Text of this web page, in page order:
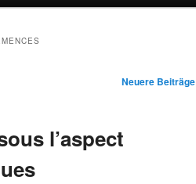
Neuere Beiträge
l’aspect